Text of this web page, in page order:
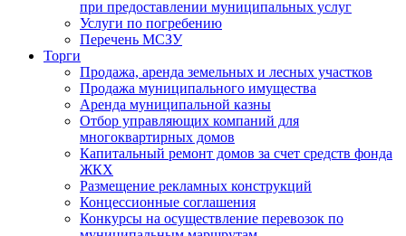
при предоставлении муниципальных услуг
Услуги по погребению
Перечень МСЗУ
Торги
Продажа, аренда земельных и лесных участков
Продажа муниципального имущества
Аренда муниципальной казны
Отбор управляющих компаний для
многоквартирных домов
Капитальный ремонт домов за счет средств фонда
ЖКХ
Размещение рекламных конструкций
Концессионные соглашения
Конкурсы на осуществление перевозок по